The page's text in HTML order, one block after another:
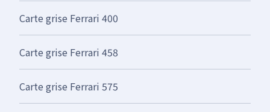
Carte grise Ferrari 400
Carte grise Ferrari 458
Carte grise Ferrari 575